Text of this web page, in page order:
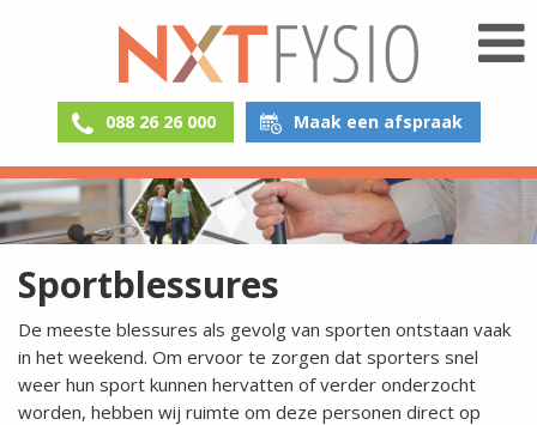
088 26 26 000 Maak een afspraak
Sportblessures
De meeste blessures als gevolg van sporten ontstaan vaak
in het weekend. Om ervoor te zorgen dat sporters snel
weer hun sport kunnen hervatten of verder onderzocht
worden, hebben wij ruimte om deze personen direct op